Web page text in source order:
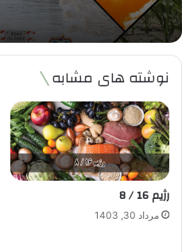
نوشته های مشابه
رژیم 16 / 8
مرداد 30, 1403